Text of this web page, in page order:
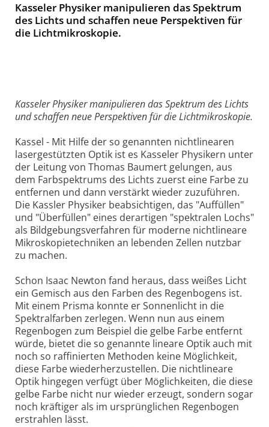
Kasseler Physiker manipulieren das Spektrum
des Lichts und schaffen neue Perspektiven für
die Lichtmikroskopie.
Kasseler Physiker manipulieren das Spektrum des Lichts
und schaffen neue Perspektiven für die Lichtmikroskopie.
Kassel - Mit Hilfe der so genannten nichtlinearen
lasergestützten Optik ist es Kasseler Physikern unter
der Leitung von Thomas Baumert gelungen, aus
dem Farbspektrums des Lichts zuerst eine Farbe zu
entfernen und dann verstärkt wieder zuzuführen.
Die Kassler Physiker beabsichtigen, das "Auffüllen"
und "Überfüllen" eines derartigen "spektralen Lochs"
als Bildgebungsverfahren für moderne nichtlineare
Mikroskopietechniken an lebenden Zellen nutzbar
zu machen.
Schon Isaac Newton fand heraus, dass weißes Licht
ein Gemisch aus den Farben des Regenbogens ist.
Mit einem Prisma konnte er Sonnenlicht in die
Spektralfarben zerlegen. Wenn nun aus einem
Regenbogen zum Beispiel die gelbe Farbe entfernt
würde, bietet die so genannte lineare Optik auch mit
noch so raffinierten Methoden keine Möglichkeit,
diese Farbe wiederherzustellen. Die nichtlineare
Optik hingegen verfügt über Möglichkeiten, die diese
gelbe Farbe nicht nur wieder erzeugt, sondern sogar
noch kräftiger als im ursprünglichen Regenbogen
erstrahlen lässt.